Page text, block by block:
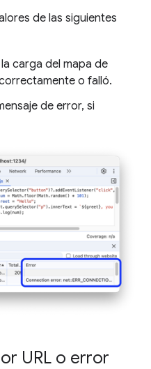
de las siguientes
carga del mapa de
o falló.
de error, si
URL o error